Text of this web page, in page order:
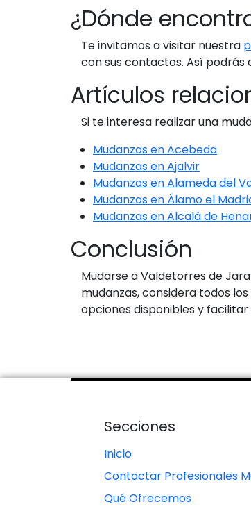
¿Dónde
Te invitamos a visitar nuestra
con sus contactos. Así
Artículos
Si te interesa realizar una
Mudanzas en Acebeda
Mudanzas en Ajalvir
Mudanzas en Alameda del
Mudanzas en Álamo el
Mudanzas en Alcalá de
Conclusión
Mudarse a Valdetorres de
mudanzas, considera todos
opciones disponibles y
Secciones
Inicio
Contactar Profesionales
Qué Ofrecemos